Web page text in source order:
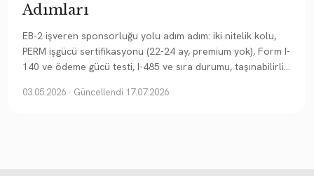
Adımları
EB-2 işveren sponsorluğu yolu adım adım: iki nitelik kolu,
PERM işgücü sertifikasyonu (22-24 ay, premium yok), Form I-
140 ve ödeme gücü testi, I-485 ve sıra durumu, taşınabilirlik
03.05.2026 · Güncellendi 17.07.2026